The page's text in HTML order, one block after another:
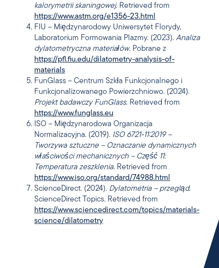
kalorymetrii skaningowej. Retrieved from
https://www.astm.org/e1356-23.html
FIU – Międzynarodowy Uniwersytet Florydy,
Laboratorium Formowania Plazmy. (2023). Analiza
dylatometryczna materiałów. Pobrane z
https://pfl.fiu.edu/dilatometry-analysis-of-
materials
FunGlass – Centrum Szkła Funkcjonalnego i
Funkcjonalizowanego Powierzchniowo. (2024).
Projekt badawczy FunGlass. Retrieved from
https://www.funglass.eu
ISO – Międzynarodowa Organizacja
Normalizacyjna. (2019). ISO 6721-11:2019 –
Tworzywa sztuczne – Oznaczanie dynamicznych
właściwości mechanicznych – Część 11:
Temperatura zeszklenia. Retrieved from
https://www.iso.org/standard/74988.html
ScienceDirect. (2024). Dylatometria – przegląd.
ScienceDirect Topics. Retrieved from
https://www.sciencedirect.com/topics/materials-
science/dilatometry